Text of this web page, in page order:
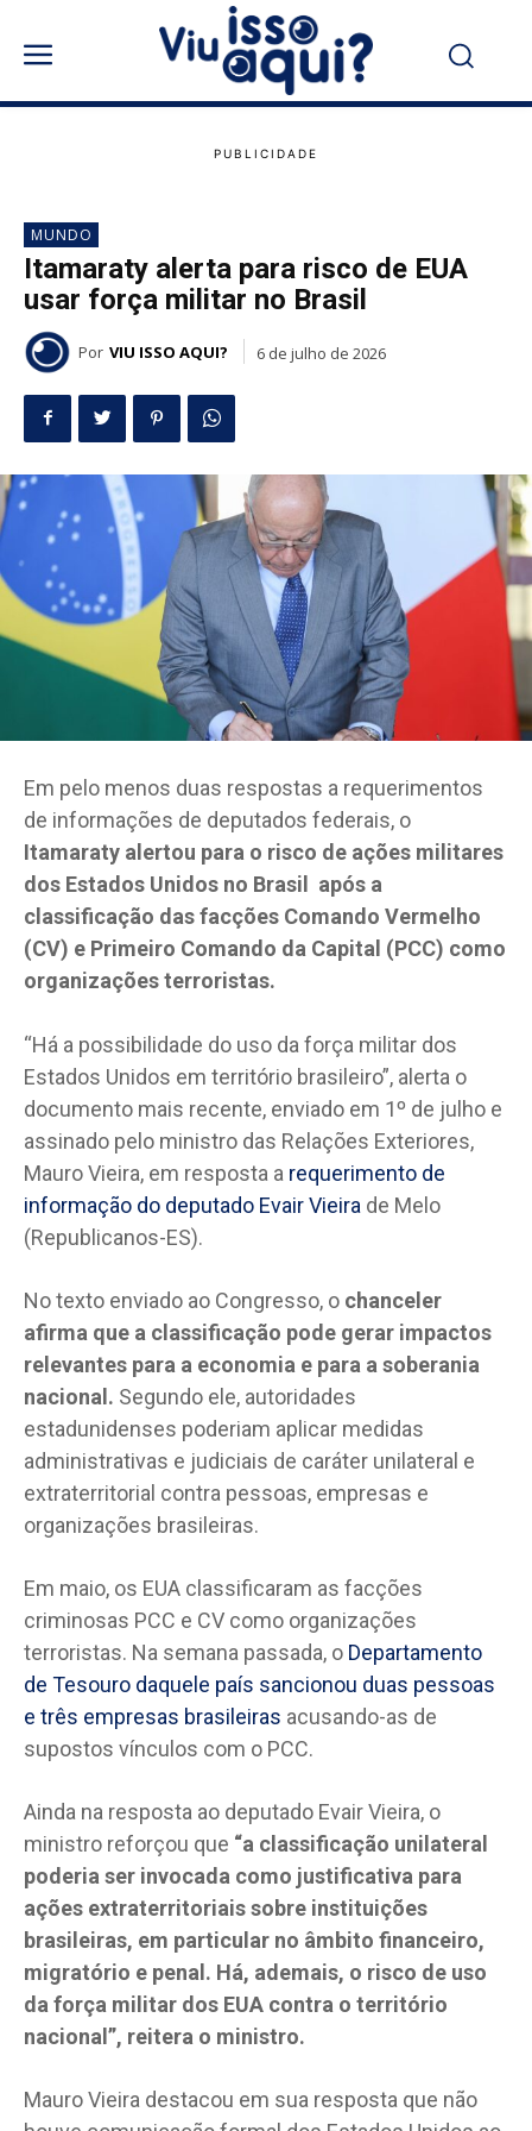
MUNDO
Itamaraty alerta para risco de EUA
usar força militar no Brasil
Por VIU ISSO AQUI? 6 de julho de 2026
Em pelo menos duas respostas a requerimentos
de informações de deputados federais, o
Itamaraty alertou para o risco de ações militares
dos Estados Unidos no Brasil após a
classificação das facções Comando Vermelho
(CV) e Primeiro Comando da Capital (PCC) como
organizações terroristas.
“Há a possibilidade do uso da força militar dos
Estados Unidos em território brasileiro”, alerta o
documento mais recente, enviado em 1º de julho e
assinado pelo ministro das Relações Exteriores,
Mauro Vieira, em resposta a requerimento de
informação do deputado Evair Vieira de Melo
(Republicanos-ES).
No texto enviado ao Congresso, o chanceler
afirma que a classificação pode gerar impactos
relevantes para a economia e para a soberania
nacional. Segundo ele, autoridades
estadunidenses poderiam aplicar medidas
administrativas e judiciais de caráter unilateral e
extraterritorial contra pessoas, empresas e
organizações brasileiras.
Em maio, os EUA classificaram as facções
criminosas PCC e CV como organizações
terroristas. Na semana passada, o Departamento
de Tesouro daquele país sancionou duas pessoas
e três empresas brasileiras acusando-as de
supostos vínculos com o PCC.
Ainda na resposta ao deputado Evair Vieira, o
ministro reforçou que “a classificação unilateral
poderia ser invocada como justificativa para
ações extraterritoriais sobre instituições
brasileiras, em particular no âmbito financeiro,
migratório e penal. Há, ademais, o risco de uso
da força militar dos EUA contra o território
nacional”, reitera o ministro.
Mauro Vieira destacou em sua resposta que não